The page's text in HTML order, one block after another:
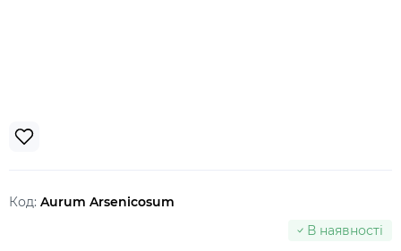
Код: Aurum Arsenicosum
В наявності